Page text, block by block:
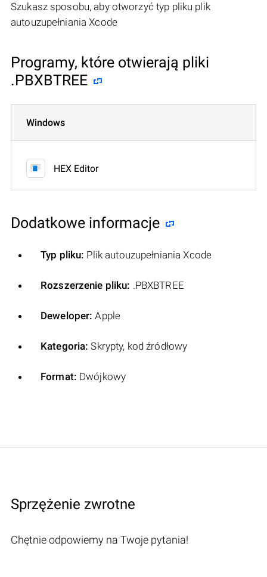
Szukasz sposobu, aby otworzyć typ pliku plik
autouzupełniania Xcode
Programy, które otwierają pliki
.PBXBTREE
Windows
HEX Editor
Dodatkowe informacje
Typ pliku: Plik autouzupełniania Xcode
Rozszerzenie pliku: .PBXBTREE
Deweloper: Apple
Kategoria: Skrypty, kod źródłowy
Format: Dwójkowy
Sprzężenie zwrotne
Chętnie odpowiemy na Twoje pytania!